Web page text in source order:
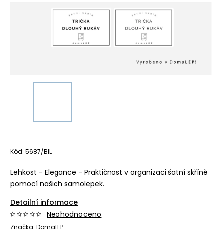
Kód: 5687/BIL
Lehkost - Elegance - Praktičnost v organizaci šatní skříně
pomocí našich samolepek.
Detailní informace
Značka: DomaLEP
Neohodnoceno